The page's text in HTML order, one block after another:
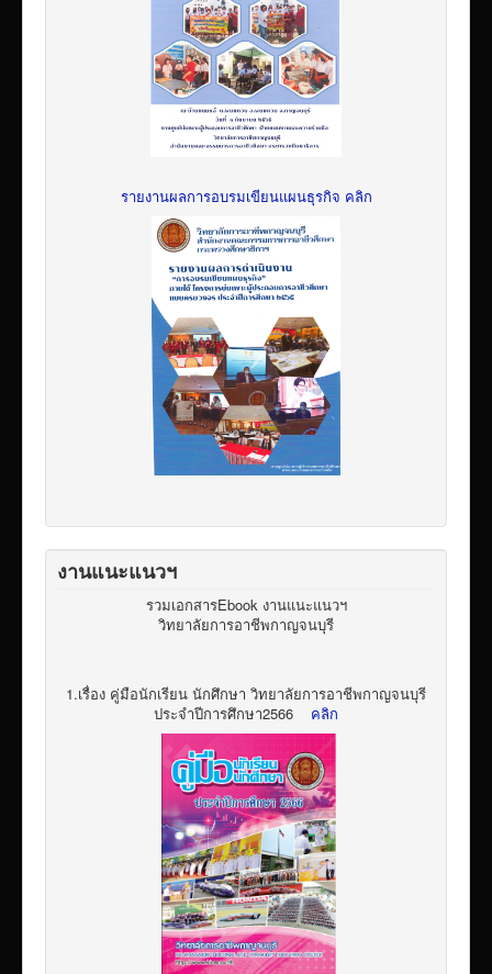
รายงานผลการอบรมเขียนแผนธุรกิจ คลิก
งานแนะแนวฯ
รวมเอกสารEbook งานแนะแนวฯ
วิทยาลัยการอาชีพกาญจนบุรี
1.เรื่อง คู่มือนักเรียน นักศึกษา วิทยาลัยการอาชีพกาญจนบุรี
ประจำปีการศึกษา2566
คลิก